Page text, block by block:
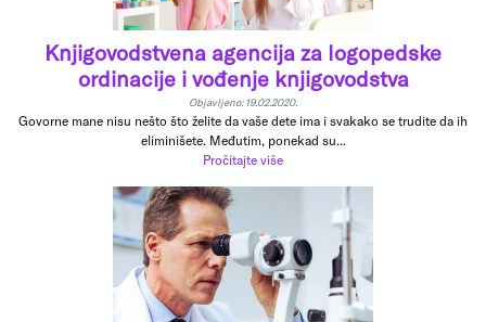
Knjigovodstvena agencija za logopedske
ordinacije i vođenje knjigovodstva
Objavljeno: 19.02.2020.
Govorne mane nisu nešto što želite da vaše dete ima i svakako se trudite da ih
eliminišete. Međutim, ponekad su...
Pročitajte više